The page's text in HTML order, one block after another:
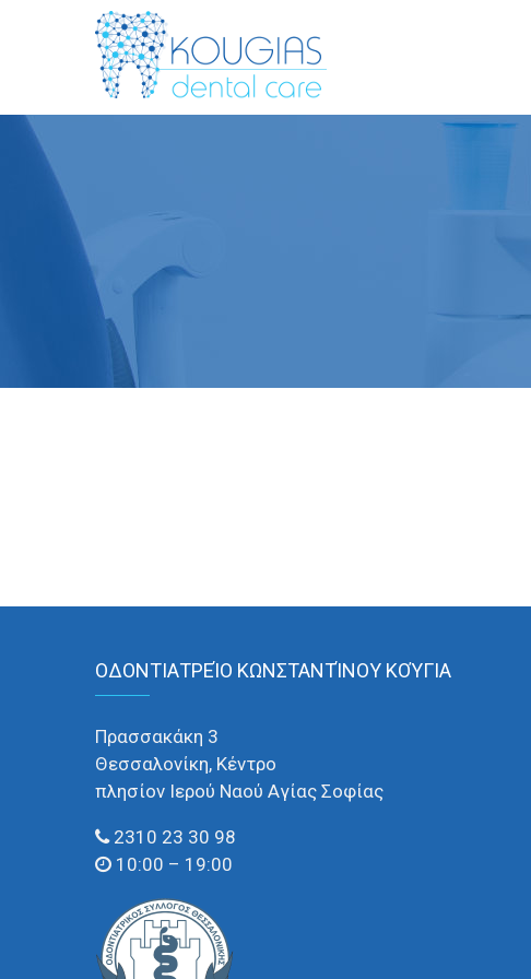
ΟΔΟΝΤΙΑΤΡΕΊΟ ΚΩΝΣΤΑΝΤΊΝΟΥ ΚΟΎΓΙΑ
Πρασσακάκη 3
Θεσσαλονίκη, Κέντρο
πλησίον Ιερού Ναού Αγίας Σοφίας
2310 23 30 98
10:00 – 19:00